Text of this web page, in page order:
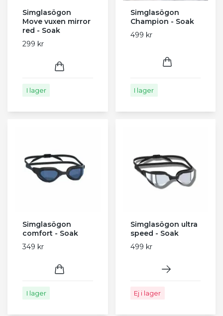
Simglasögon
Move vuxen mirror
red - Soak
299 kr
I lager
Simglasögon
Champion - Soak
499 kr
I lager
Simglasögon
comfort - Soak
349 kr
I lager
Simglasögon ultra
speed - Soak
499 kr
Ej i lager